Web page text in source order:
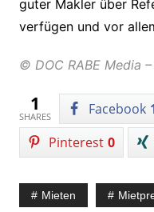
guter Makler über
verfügen und vor
© DOC RABE Media
1
SHARES Facebook
Pinterest 0
Mieten